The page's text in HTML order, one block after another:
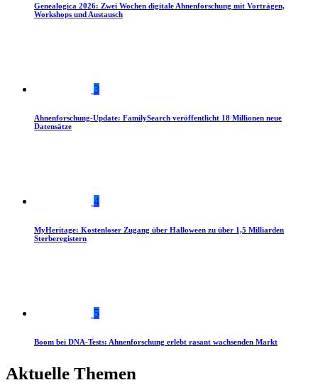
Genealogica 2026: Zwei Wochen digitale Ahnenforschung mit Vorträgen,
Workshops und Austausch
3
Ahnenforschung-Update: FamilySearch veröffentlicht 18 Millionen neue
Datensätze
4
MyHeritage: Kostenloser Zugang über Halloween zu über 1,5 Milliarden
Sterberegistern
5
Boom bei DNA-Tests: Ahnenforschung erlebt rasant wachsenden Markt
Aktuelle Themen